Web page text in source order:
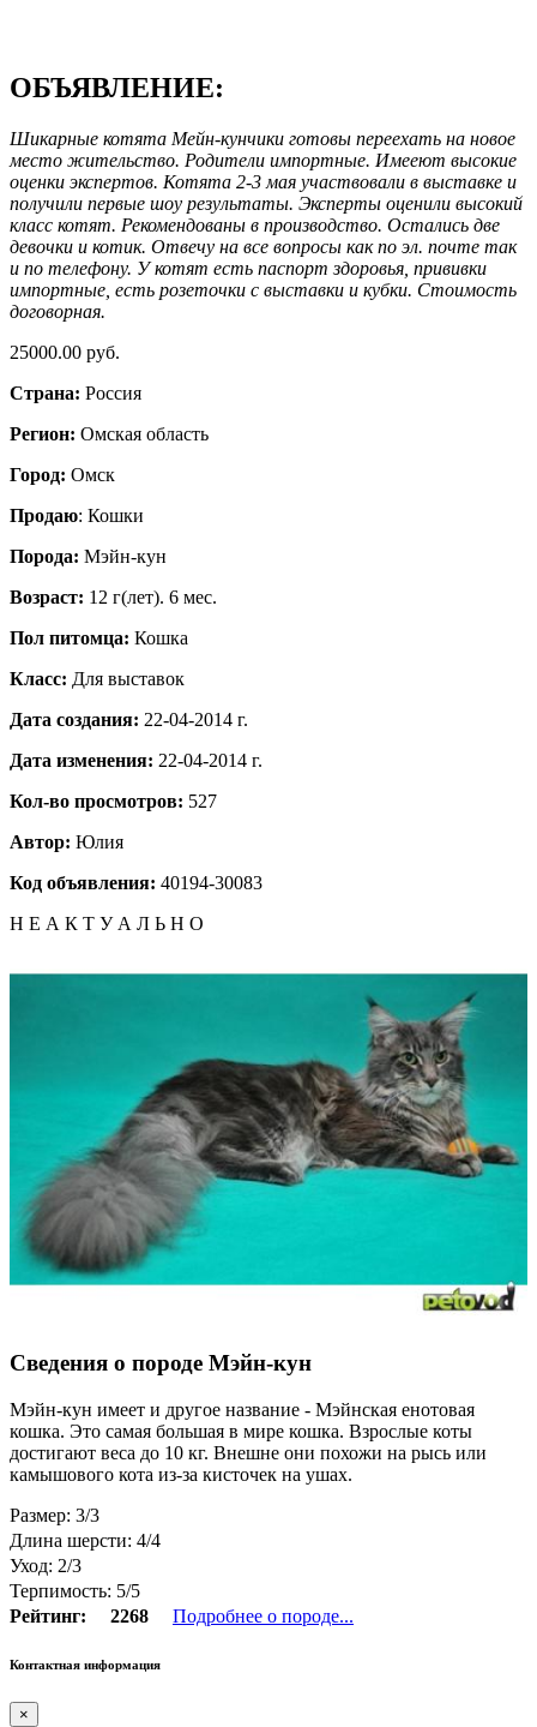
ОБЪЯВЛЕНИЕ:
Шикарные котята Мейн-кунчики готовы переехать на новое
место жительство. Родители импортные. Имееют высокие
оценки экспертов. Котята 2-3 мая участвовали в выставке и
получили первые шоу результаты. Эксперты оценили высокий
класс котят. Рекомендованы в производство. Остались две
девочки и котик. Отвечу на все вопросы как по эл. почте так
и по телефону. У котят есть паспорт здоровья, прививки
импортные, есть розеточки с выставки и кубки. Стоимость
договорная.
25000.00 руб.
Страна: Россия
Регион: Омская область
Город: Омск
Продаю: Кошки
Порода: Мэйн-кун
Возраст: 12 г(лет). 6 мес.
Пол питомца: Кошка
Класс: Для выставок
Дата создания: 22-04-2014 г.
Дата изменения: 22-04-2014 г.
Кол-во просмотров: 527
Автор: Юлия
Код объявления: 40194-30083
Н Е А К Т У А Л Ь Н О
Сведения о породе Мэйн-кун
Мэйн-кун имеет и другое название - Мэйнская енотовая
кошка. Это самая большая в мире кошка. Взрослые коты
достигают веса до 10 кг. Внешне они похожи на рысь или
камышового кота из-за кисточек на ушах.
Размер: 3/3
Длина шерсти: 4/4
Уход: 2/3
Терпимость: 5/5
Рейтинг:
2268 Подробнее о породе...
Контактная информация
×